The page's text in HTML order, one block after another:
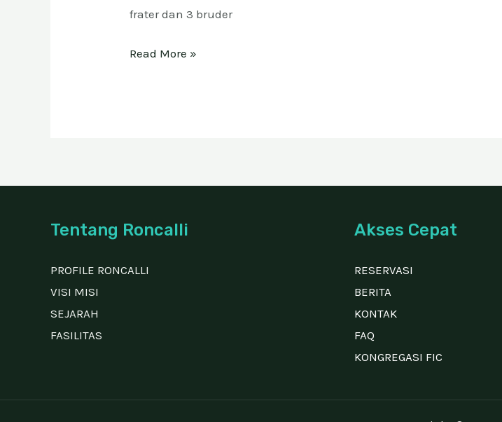
frater dan 3 bruder
Read More »
Tentang Roncalli
PROFILE RONCALLI
VISI MISI
SEJARAH
FASILITAS
Akses Cepat
RESERVASI
BERITA
KONTAK
FAQ
KONGREGASI FIC